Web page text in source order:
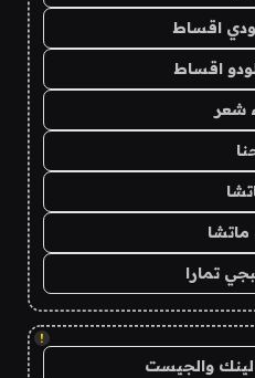
اقساط
اقساط
شعر
تمارا
!
والجيست